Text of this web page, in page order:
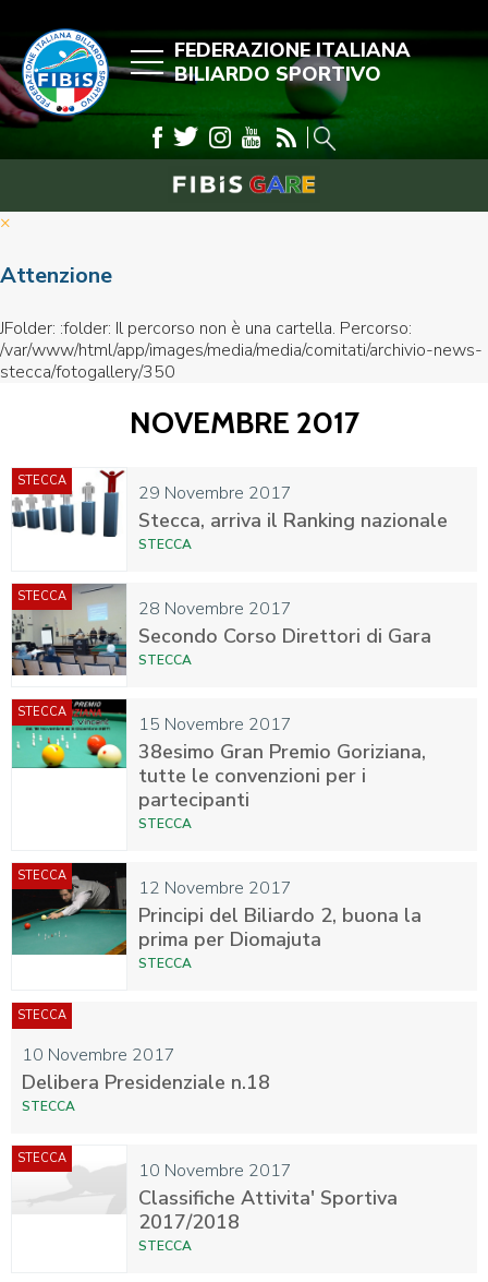
FEDERAZIONE ITALIANA
BILIARDO SPORTIVO
×
Attenzione
JFolder: :folder: Il percorso non è una cartella. Percorso:
/var/www/html/app/images/media/media/comitati/archivio-news-
stecca/fotogallery/350
NOVEMBRE 2017
29 Novembre 2017
STECCA
Stecca, arriva il Ranking nazionale
STECCA
28 Novembre 2017
STECCA
Secondo Corso Direttori di Gara
STECCA
15 Novembre 2017
STECCA
38esimo Gran Premio Goriziana,
tutte le convenzioni per i
partecipanti
STECCA
12 Novembre 2017
STECCA
Principi del Biliardo 2, buona la
prima per Diomajuta
STECCA
10 Novembre 2017
STECCA
Delibera Presidenziale n.18
STECCA
10 Novembre 2017
STECCA
Classifiche Attivita' Sportiva
2017/2018
STECCA